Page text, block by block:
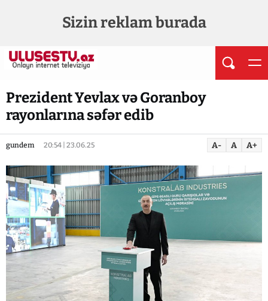
Sizin reklam burada
Prezident Yevlax və Goranboy
rayonlarına səfər edib
gundem 20:54 | 23.06.25 A- A A+